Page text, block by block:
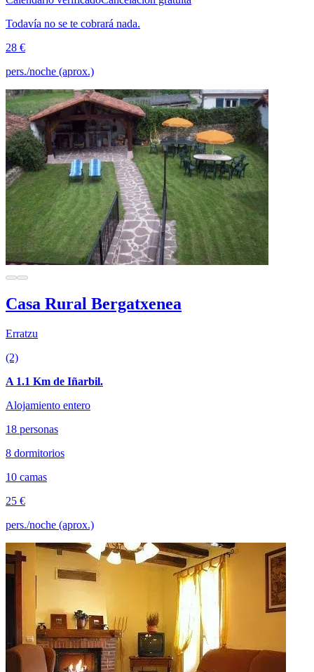
Todavía no se te cobrará nada.
28 €
pers./noche (aprox.)
Casa Rural Bergatxenea
Erratzu
(2)
A 1.1 Km de Iñarbil.
Alojamiento entero
18 personas
8 dormitorios
10 camas
25 €
pers./noche (aprox.)